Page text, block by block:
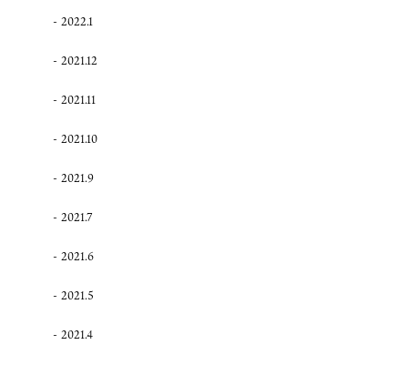
2022.1
2021.12
2021.11
2021.10
2021.9
2021.7
2021.6
2021.5
2021.4